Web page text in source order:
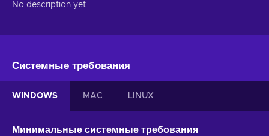
No description yet
Системные требования
WINDOWS MAC LINUX
Минимальные системные требования